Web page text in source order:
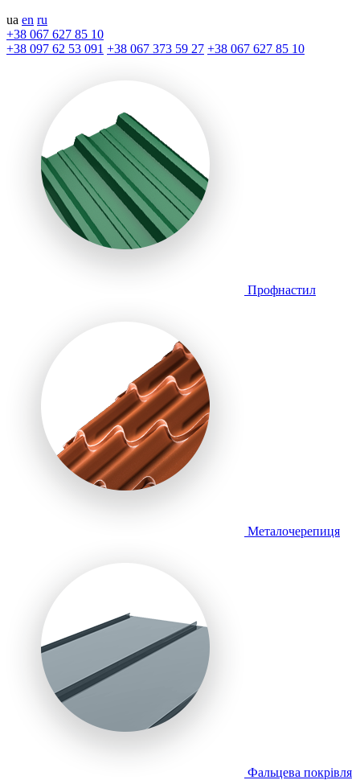
ua en ru
+38 067 627 85 10
+38 097 62 53 091 +38 067 373 59 27 +38 067 627 85 10
Профнастил
Металочерепиця
Фальцева покрівля